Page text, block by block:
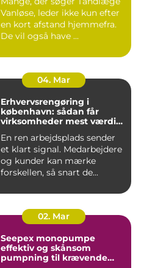
Vanløse, leder ikke kun efter
en kort afstand hjemmefra.
De vil også have ...
04. Mar
Erhvervsrengøring i
københavn: sådan får
virksomheder mest værdi
En ren arbejdsplads sender
et klart signal. Medarbejdere
og kunder kan mærke
forskellen, så snart de...
02. Mar
Seepex monopumpe
effektiv og skånsom
pumpning til krævende